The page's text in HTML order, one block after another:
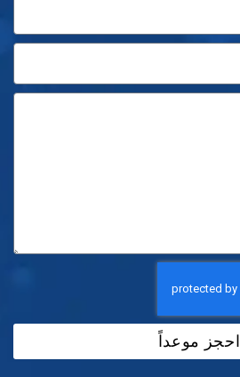
احجز موعداً